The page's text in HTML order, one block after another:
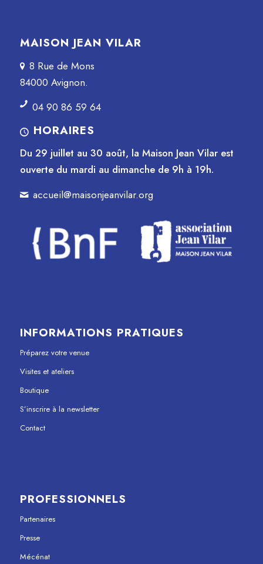
MAISON JEAN VILAR
8 Rue de Mons
84000 Avignon.
04 90 86 59 64
HORAIRES
Du 29 juillet au 30 août, la Maison Jean Vilar est
ouverte du mardi au dimanche de 9h à 19h.
accueil@maisonjeanvilar.org
INFORMATIONS PRATIQUES
Préparez votre venue
Visites et ateliers
Boutique
S’inscrire à la newsletter
Contact
PROFESSIONNELS
Partenaires
Presse
Mécénat